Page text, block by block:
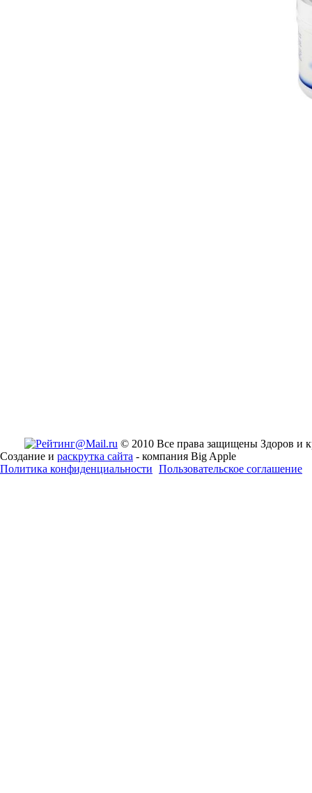
© 2010 Все права защищены Здоров и
Создание и раскрутка сайта - компания Big Apple
Политика конфиденциальности Пользовательское соглашение